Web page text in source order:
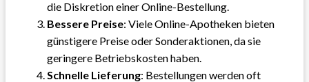
die Diskretion einer Online-Bestellung.
Bessere Preise: Viele Online-Apotheken bieten
günstigere Preise oder Sonderaktionen, da sie
geringere Betriebskosten haben.
Schnelle Lieferung: Bestellungen werden oft